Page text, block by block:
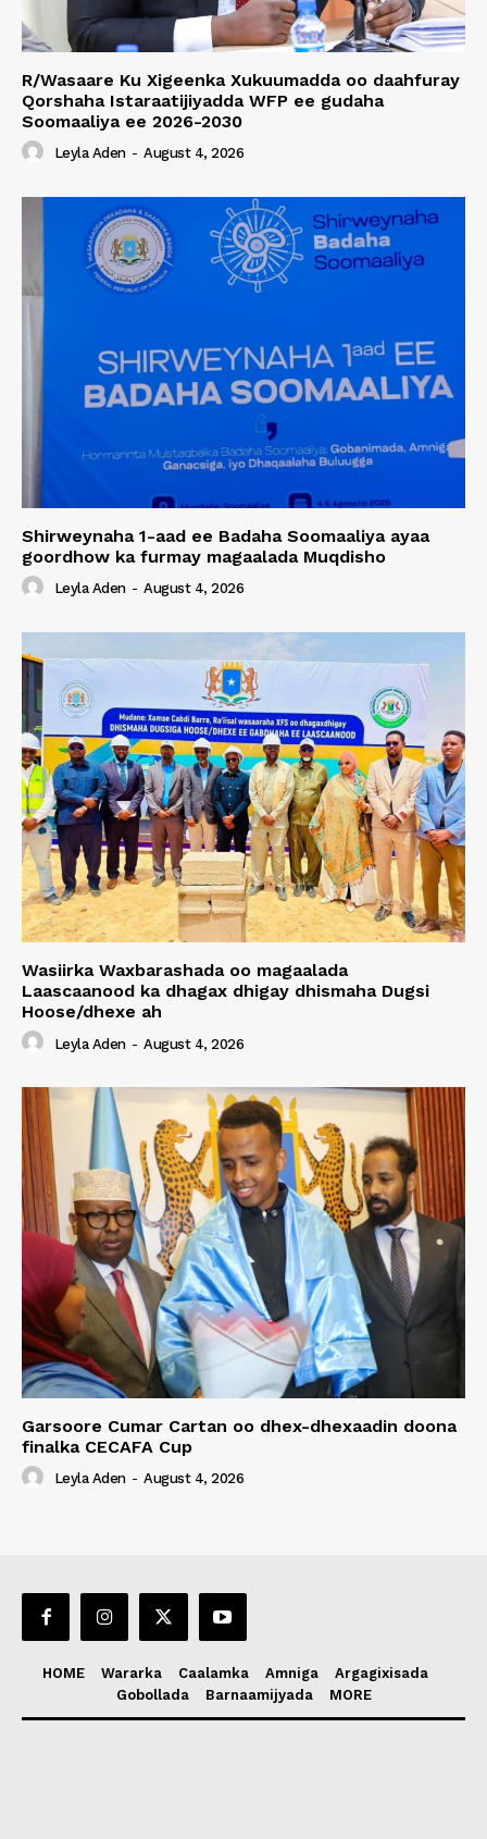
R/Wasaare Ku Xigeenka Xukuumadda oo daahfuray
Qorshaha Istaraatijiyadda WFP ee gudaha
Soomaaliya ee 2026-2030
Leyla Aden - August 4, 2026
Shirweynaha 1-aad ee Badaha Soomaaliya ayaa
goordhow ka furmay magaalada Muqdisho
Leyla Aden - August 4, 2026
Wasiirka Waxbarashada oo magaalada
Laascaanood ka dhagax dhigay dhismaha Dugsi
Hoose/dhexe ah
Leyla Aden - August 4, 2026
Garsoore Cumar Cartan oo dhex-dhexaadin doona
finalka CECAFA Cup
Leyla Aden - August 4, 2026
HOME Wararka Caalamka Amniga
Argagixisada
Gobollada
Barnaamijyada MORE